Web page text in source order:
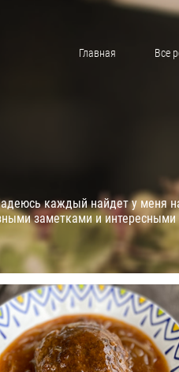
Главная Все
каждый найдет у меня
заметками и интересными